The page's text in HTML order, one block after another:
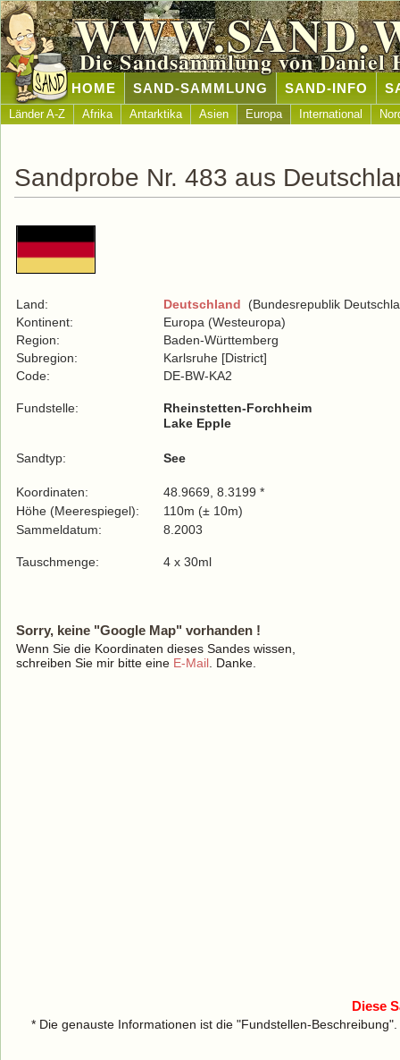
Die Sandsammlung von Daniel
HOME SAND-SAMMLUNG SAND-INFO
Länder A-Z Afrika Antarktika Asien Europa International
Sandprobe Nr. 483 aus
Land: Deutschland (Bundesrepublik
Kontinent:
Europa (Westeuropa)
Region:
Baden-Württemberg
Subregion:
Karlsruhe [District]
Code:
DE-BW-KA2
Fundstelle:
Rheinstetten-Forchheim
Lake Epple
Sandtyp: See
Koordinaten:
48.9669, 8.3199 *
Höhe (Meerespiegel):
110m (± 10m)
Sammeldatum:
8.2003
Tauschmenge: 4 x 30ml
Sorry, keine "Google Map" vorhanden !
Wenn Sie die Koordinaten dieses Sandes wissen,
schreiben Sie mir bitte eine E-Mail . Danke.
Diese
* Die genauste Informationen ist die "Fundstellen-